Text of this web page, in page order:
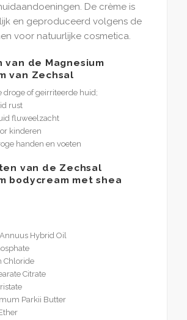
De crème is
en geproduceerd volgens de
voor natuurlijke cosmetica.
van de Magnesium
van Zechsal
droge of geirriteerde huid;
rust
fluweelzacht
kinderen
handen en voeten
van de Zechsal
bodycream met shea
Hybrid Oil
Chloride
Citrate
Parkii Butter